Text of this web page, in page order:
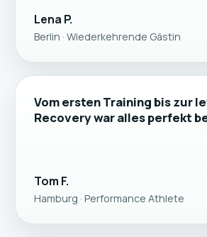
Lena P.
Berlin · Wiederkehrende Gästin
Vom ersten Training bis zur
Recovery war alles perfekt
Tom F.
Hamburg · Performance Athlete